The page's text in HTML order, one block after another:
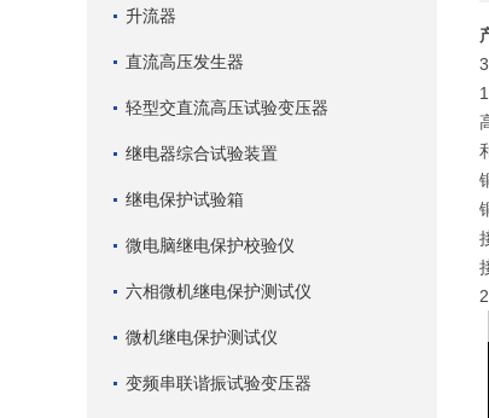
升流器
直流高压发生器
轻型交直流高压试验变压器
继电器综合试验装置
继电保护试验箱
微电脑继电保护校验仪
六相微机继电保护测试仪
微机继电保护测试仪
变频串联谐振试验变压器
1
2.